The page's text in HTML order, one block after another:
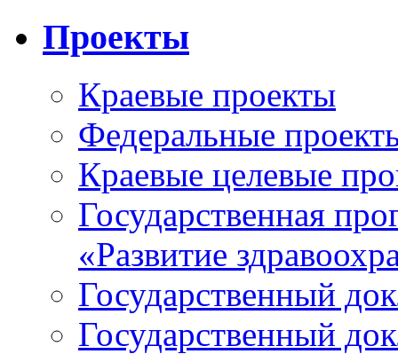
Проекты
Краевые проекты
Федеральные
Краевые целевые
Государственная
«Развитие
Государственный
Государственный